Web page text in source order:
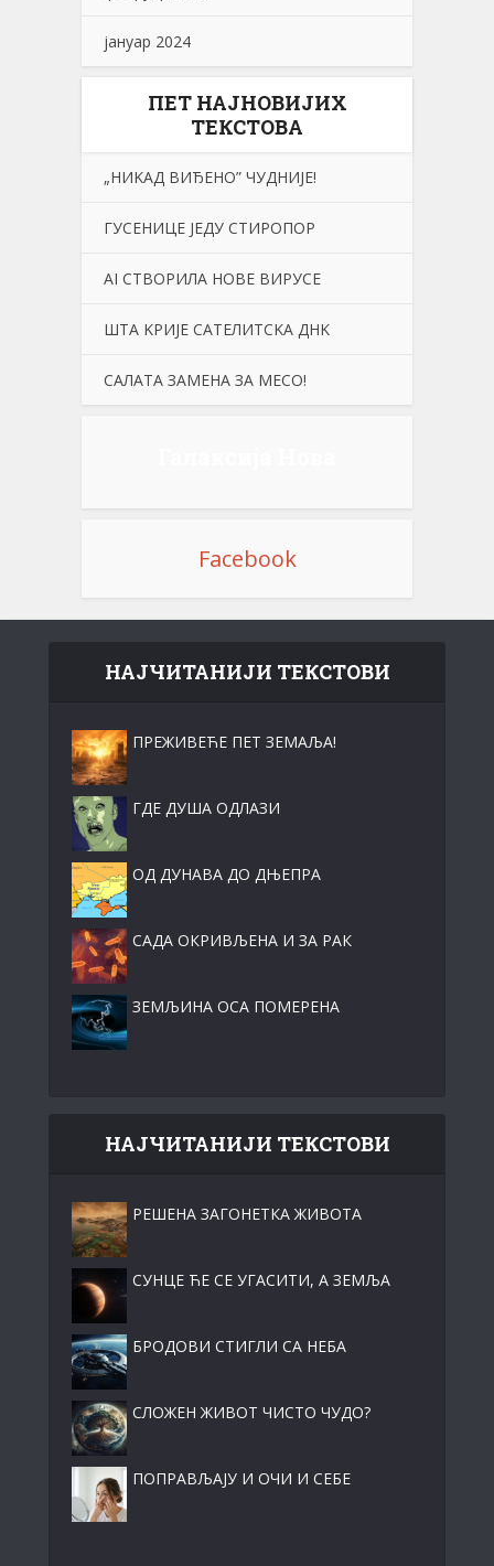
јануар 2024
ПЕТ НАЈНОВИЈИХ
ТЕКСТОВА
„НИKАД ВИЂЕНО” ЧУДНИЈЕ!
ГУСЕНИЦЕ ЈЕДУ СТИРОПОР
АI СТВОРИЛА НОВЕ ВИРУСЕ
ШТА KРИЈЕ САТЕЛИТСKА ДНK
САЛАТА ЗАМЕНА ЗА МЕСО!
Facebook
НАЈЧИТАНИЈИ ТЕКСТОВИ
ПРЕЖИВЕЋЕ ПЕТ ЗЕМАЉА!
ГДЕ ДУША ОДЛАЗИ
ОД ДУНАВА ДО ДЊЕПРА
САДА ОКРИВЉЕНА И ЗА РАК
ЗЕМЉИНА ОСА ПОМЕРЕНА
НАЈЧИТАНИЈИ ТЕКСТОВИ
РЕШЕНА ЗАГОНЕТКА ЖИВОТА
СУНЦЕ ЋЕ СЕ УГАСИТИ, А ЗЕМЉА
БРОДОВИ СТИГЛИ СА НЕБА
СЛОЖЕН ЖИВОТ ЧИСТО ЧУДО?
ПОПРАВЉАЈУ И ОЧИ И СЕБЕ